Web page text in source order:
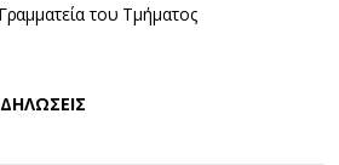
του Τμήματος